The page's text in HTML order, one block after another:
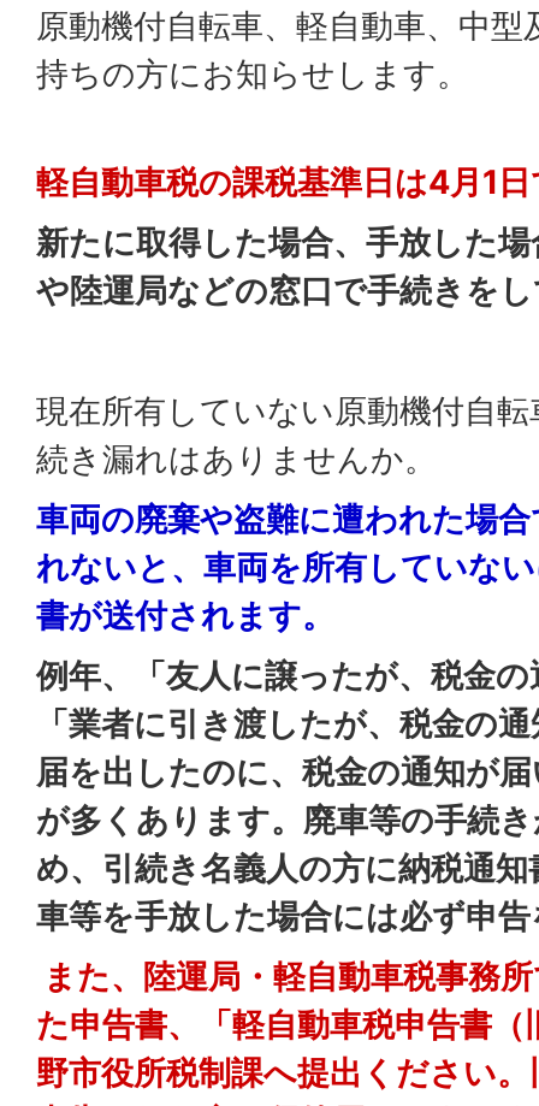
原動機付自転車、軽自動車、中
持ちの方にお知らせします。
軽自動車税の課税基準日は4月1
新たに取得した場合、手放した
や陸運局などの窓口で手続きを
現在所有していない原動機付自
続き漏れはありませんか。
車両の廃棄や盗難に遭われた場
れないと、車両を所有していな
書が送付されます。
例年、「友人に譲ったが、税金
「業者に引き渡したが、税金の
届を出したのに、税金の通知が
が多くあります。 廃車等の手続
め、引続き名義人の方に納税通
車等を手放した場合には必ず申
また、陸運局・軽自動車税事務
た申告書、「軽自動車税申告書
野市役所税制課へ提出ください